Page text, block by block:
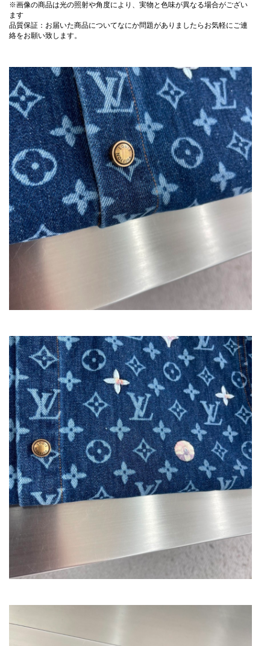
※画像の商品は光の照射や角度により、実物と色味が異なる場合がござい
ます
品質保証：お届いた商品についてなにか問題がありましたらお気軽にご連
絡をお願い致します。